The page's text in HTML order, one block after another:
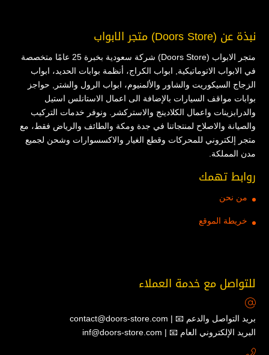
نبذة عن (Doors Store) متجر الابواب
متجر الابواب (Doors Store) شركة سعودية بخبرة 25 عامًا متخصصة
في الابواب الاتوماتيكية, ابواب الكراج، أنظمة بوابات الحديد، ابواب
الزجاج السيكوريت والشاور والألمنيوم، ابواب الرول والشتر, حواجز
بوابات مواقف السيارات بالإضافة الى اعمال الاستانلس استيل
والدرابزينات واعمال الكلادينج والاستركشر. ونوفر خدمات التركيب
والصيانة والاصلاح لمنتجاتنا في جدة ومكة والطائف والرياض فقط، مع
متجر إلكتروني للمحركات وقطع الغيار والاكسسوارات وشحن لجميع
مدن المملكة.
روابط تهمك
من نحن
خريطة الموقع
للتواصل مع خدمة العملاء
contact@doors-store.com | 📧 بريد التواصل والدعم
inf@doors-store.com | 📧 البريد الإلكتروني العام